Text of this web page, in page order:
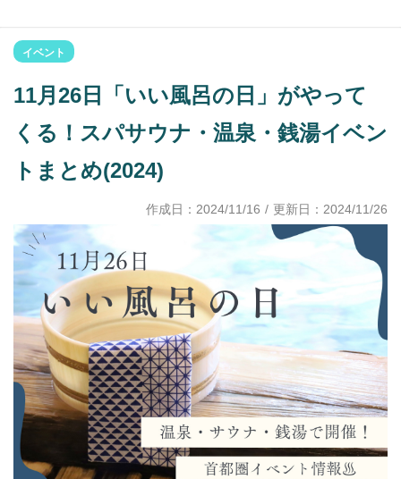
イベント
11月26日「いい風呂の日」がやって
くる！スパサウナ・温泉・銭湯イベン
トまとめ(2024)
作成日： 2024/11/16 / 更新日： 2024/11/26